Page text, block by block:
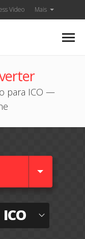
Video Mais
para ICO —
ICO